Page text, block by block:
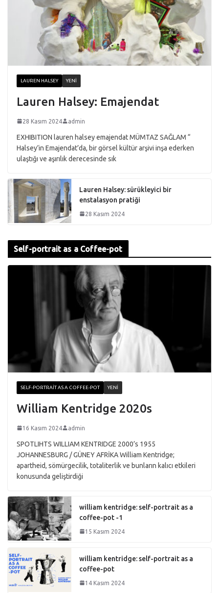
LAUREN HALSEY YENI
Lauren Halsey: Emajendat
28 Kasım 2024 admin
EXHIBITION lauren halsey emajendat MÜMTAZ SAĞLAM “
Halsey’in Emajendat’da, bir görsel kültür arşivi inşa ederken
ulaştığı ve aşırılık derecesinde sık
Lauren Halsey: sürükleyici bir
enstalasyon pratiği
28 Kasım 2024
Self-portrait as a Coffee-pot
SELF-PORTRAIT AS A COFFEE-POT YENI
William Kentridge 2020s
16 Kasım 2024 admin
SPOTLIHTS WILLIAM KENTRIDGE 2000’s 1955
JOHANNESBURG / GÜNEY AFRİKA William Kentridge;
apartheid, sömürgecilik, totaliterlik ve bunların kalıcı etkileri
konusunda geliştirdiği
william kentridge: self-portrait as a
coffee-pot -1
15 Kasım 2024
william kentridge: self-portrait as a
coffee-pot
14 Kasım 2024